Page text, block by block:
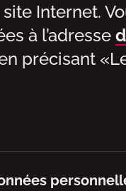
Internet.
à l’adresse
précisant